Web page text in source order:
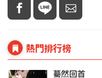
熱門排行榜
驀然回首